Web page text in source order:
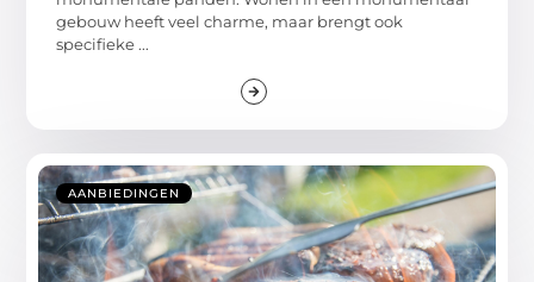
gebouw heeft veel charme, maar brengt ook
specifieke ...
AANBIEDINGEN